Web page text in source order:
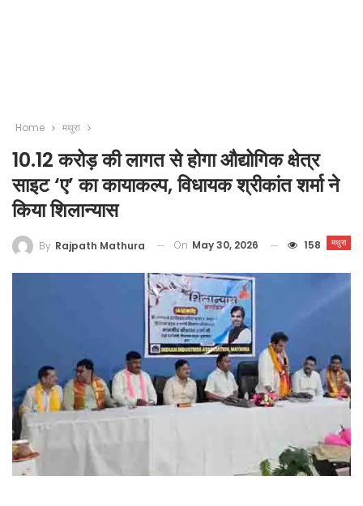
Home मथुरा
10.12 करोड़ की लागत से होगा औद्योगिक क्षेत्र
साइट ‘ए’ का कायाकल्प, विधायक श्रीकांत शर्मा ने
किया शिलान्यास
मथुरा
By Rajpath Mathura On May 30, 2026 158